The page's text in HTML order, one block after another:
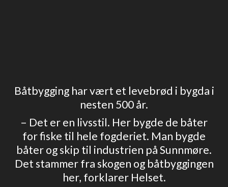
Båtbygging har vært et levebrød i bygda i
nesten 500 år.
– Det er en livsstil. Her bygde de båter
for fiske til hele fogderiet. Man bygde
båter og skip til industrien på Sunnmøre.
Det stammer fra skogen og båtbyggingen
her, forklarer Helset.